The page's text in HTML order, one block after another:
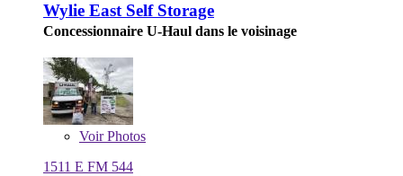
Wylie East Self Storage
Concessionnaire U-Haul dans le voisinage
VoirPhotos
1511 E FM 544